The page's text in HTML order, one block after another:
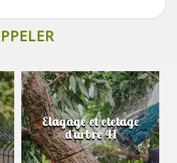
Elagage et etetage
d'arbre 41